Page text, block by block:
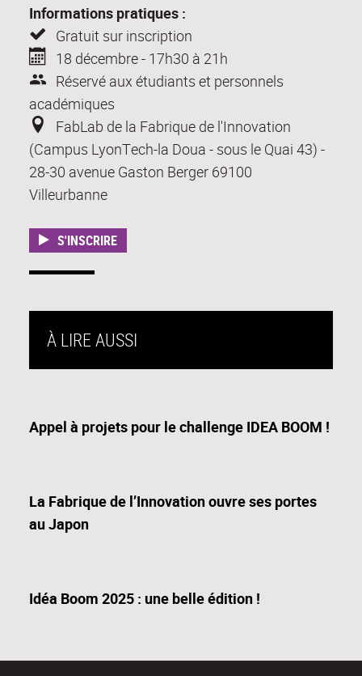
Informations pratiques :
Gratuit sur inscription
18 décembre - 17h30 à 21h
Réservé aux étudiants et personnels
académiques
FabLab de la Fabrique de l'Innovation
(Campus LyonTech-la Doua - sous le Quai 43) -
28-30 avenue Gaston Berger 69100
Villeurbanne
S'INSCRIRE
À LIRE AUSSI
Appel à projets pour le challenge IDEA BOOM !
La Fabrique de l’Innovation ouvre ses portes
au Japon
Idéa Boom 2025 : une belle édition !